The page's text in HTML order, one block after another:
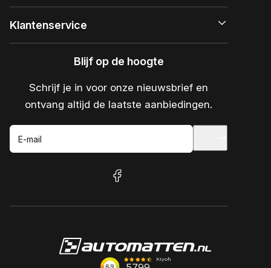
Klantenservice
Blijf op de hoogte
Schrijf je in voor onze nieuwsbrief en
ontvang altijd de laatste aanbiedingen.
E-mail
facebook